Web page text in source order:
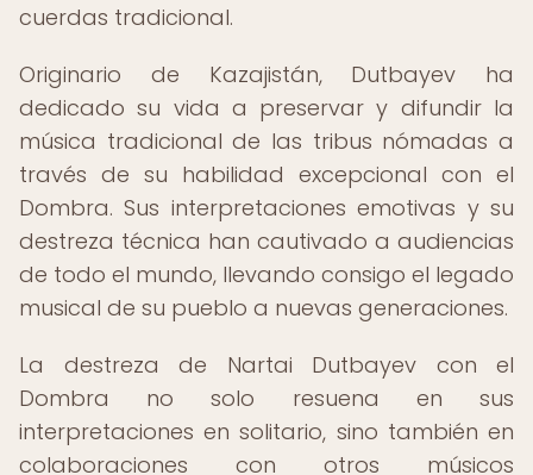
cuerdas tradicional.
Originario de Kazajistán, Dutbayev ha
dedicado su vida a preservar y difundir la
música tradicional de las tribus nómadas a
través de su habilidad excepcional con el
Dombra. Sus interpretaciones emotivas y su
destreza técnica han cautivado a audiencias
de todo el mundo, llevando consigo el legado
musical de su pueblo a nuevas generaciones.
La destreza de Nartai Dutbayev con el
Dombra no solo resuena en sus
interpretaciones en solitario, sino también en
colaboraciones con otros músicos